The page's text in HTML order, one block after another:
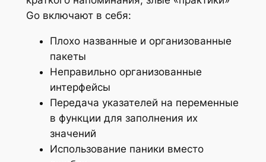
Go включают в себя:
Плохо названные и организованные
пакеты
Неправильно организованные
интерфейсы
Передача указателей на переменные
в функции для заполнения их
значений
Использование паники вместо